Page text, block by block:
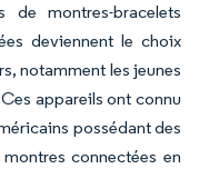
montres-bracelets
deviennent le choix
notamment les jeunes
appareils ont connu
possédant des
connectées en